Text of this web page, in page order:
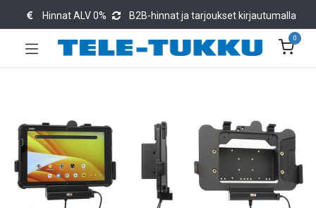
Hinnat ALV 0% B2B-hinnat ja tarjoukset kirjautumalla
0